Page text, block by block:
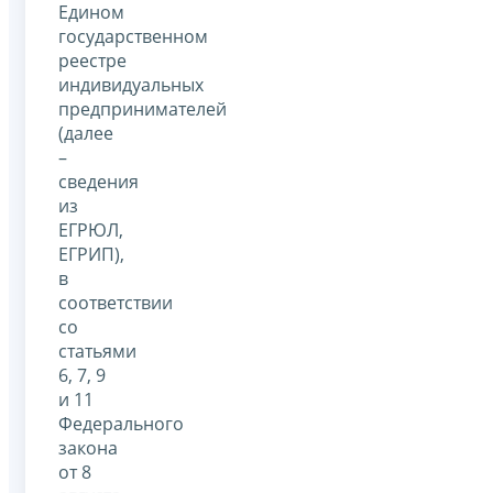
Едином
государственном
реестре
индивидуальных
предпринимателей
(далее
–
сведения
из
ЕГРЮЛ,
ЕГРИП),
в
соответствии
со
статьями
6, 7, 9
и 11
Федерального
закона
от 8